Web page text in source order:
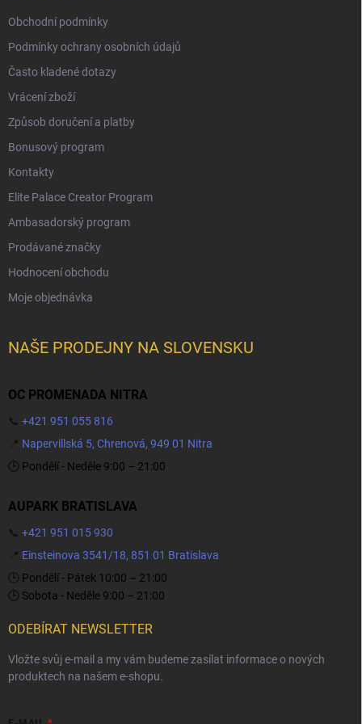
Obchodní podmínky
Podmínky ochrany osobních údajů
Často kladené dotazy
Vrácení zboží
Způsob doručení a platby
Bonusový program
Kontakty
Elite Palace Creator Program
Ambasadorský program
Prodávané značky
Hodnocení obchodu
Moje objednávka
NAŠE PRODEJNY NA SLOVENSKU
OC PROMENADA NITRA
📞 +421 951 055 816
📍 Napervillská 5, Chrenová, 949 01 Nitra
🕒 Pondělí - Neděle 9:00 – 21:00
AUPARK BRATISLAVA
📞 +421 951 015 930
📍 Einsteinova 3541/18, 851 01 Bratislava
🕒 Pondělí - Pátek 10:00 – 21:00
🕒 Sobota - Neděle 9:00 – 21:00
ODEBÍRAT NEWSLETTER
Vložte svůj e-mail a my vám budeme zasílat informace o nových
produktech na našem e-shopu.